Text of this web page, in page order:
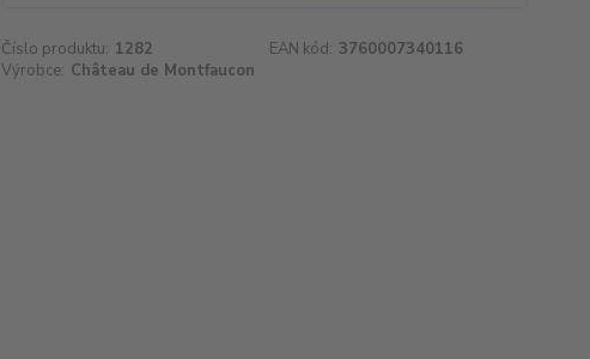
Číslo produktu: 1282 EAN kód: 3760007340116
Výrobce: Château de Montfaucon